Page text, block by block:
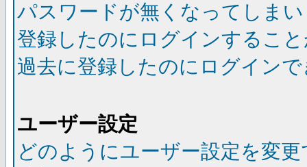
パスワードが無くなってしま
登録したのにログインするこ
過去に登録したのにログイン
ユーザー設定
どのようにユーザー設定を変